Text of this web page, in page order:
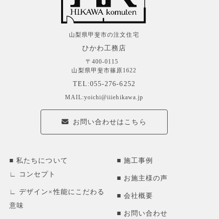
山梨県甲斐市の注文住宅
ひかわ工務店
〒400-0115
山梨県甲斐市篠原1622
TEL:055-276-6252
MAIL:yoichi@iiiehikawa.jp
お問い合わせはこちら
私たちについて
コンセプト
デザイン×性能にこだわる
意味
施工事例
お施主様の声
会社概要
お問い合わせ